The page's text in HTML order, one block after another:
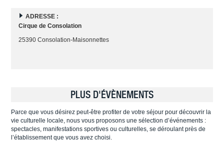
ADRESSE :
Cirque de Consolation
25390 Consolation-Maisonnettes
PLUS D'ÉVÈNEMENTS
Parce que vous désirez peut-être profiter de votre séjour pour découvrir la
vie culturelle locale, nous vous proposons une sélection d’événements :
spectacles, manifestations sportives ou culturelles, se déroulant près de
l’établissement que vous avez choisi.